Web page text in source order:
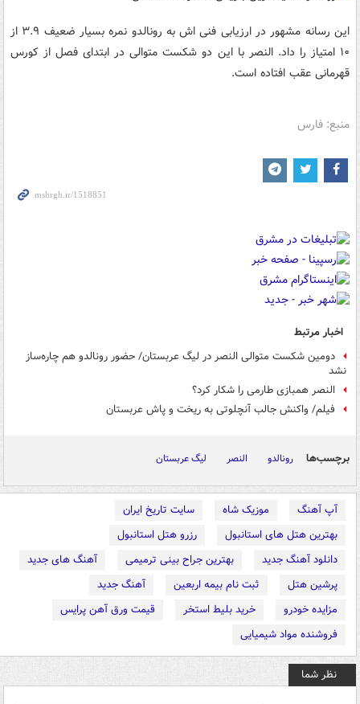
این رسانه مشهور در ارزیابی فنی اش به رونالدو نمره بسیار ضعیف ۳.۹ از
۱۰ امتیاز را داد. النصر با این دو شکست متوالی در ابتدای فصل از کورس
قهرمانی عقب افتاده است.
منبع: فارس
اخبار مرتبط
دومین شکست متوالی النصر در لیگ عربستان/ حضور رونالدو هم چاره‌ساز
نشد
النصر همبازی طارمی را شکار کرد؟
فیلم/ واکنش جالب آنچلوتی به ریخت و پاش عربستان
برچسب‌ها رونالدو النصر لیگ عربستان
آپ آهنگ موزیک شاه
سایت تاریخ ایران
بهترین هتل های استانبول
رزرو هتل استانبول
دانلود آهنگ جدید
بهترین جراح بینی ترمیمی
آهنگ های جدید
پرشین هتل
ثبت نام بیمه اربعین
آهنگ جدید
مزایده خودرو
خرید بلیط استخر
قیمت ورق آهن پرایس
فروشنده مواد شیمیایی
نظر شما